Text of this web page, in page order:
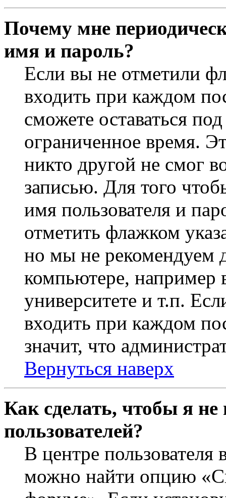
Почему мне
имя и пароль?
Если вы не отметили
входить при каждом
сможете оставаться
ограниченное время.
никто другой не смог
записью. Для того
имя пользователя и
отметить флажком
но мы не рекомендуем
компьютере, например
университете и т.п.
входить при каждом
значит, что
Вернуться наверх
Как сделать, чтобы я
пользователей?
В центре
можно найти опцию